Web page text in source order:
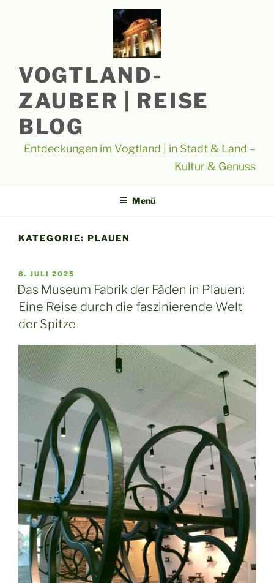
VOGTLAND-
ZAUBER | REISE
BLOG
Entdeckungen im Vogtland | in Stadt & Land –
Kultur & Genuss
Menü
KATEGORIE: PLAUEN
VERÖFFENTLICHT
AM
8. JULI 2025
Das Museum Fabrik der Fäden in Plauen:
Eine Reise durch die faszinierende Welt
der Spitze